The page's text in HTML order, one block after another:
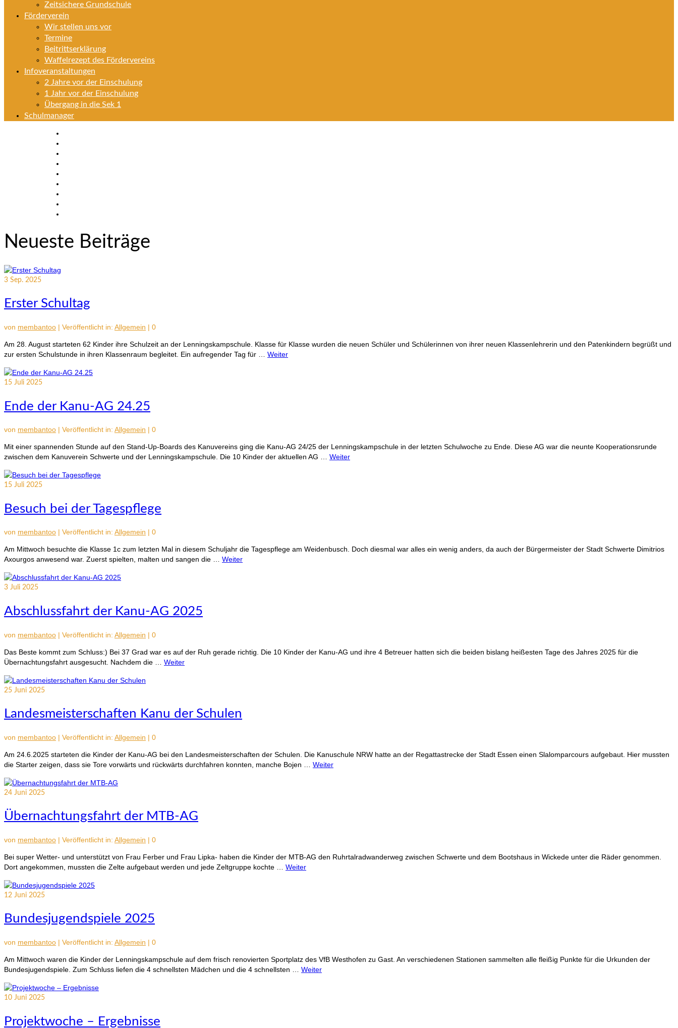
Zeitsichere Grundschule
Förderverein
Wir stellen uns vor
Termine
Beitrittserklärung
Waffelrezept des Fördervereins
Infoveranstaltungen
2 Jahre vor der Einschulung
1 Jahr vor der Einschulung
Übergang in die Sek 1
Schulmanager
Neueste Beiträge
3 Sep. 2025
Erster Schultag
von membantoo | Veröffentlicht in: Allgemein | 0
Am 28. August starteten 62 Kinder ihre Schulzeit an der Lenningskampschule. Klasse für Klasse wurden die neuen Schüler und Schülerinnen von ihrer neuen Klassenlehrerin und den Patenkindern begrüßt und
zur ersten Schulstunde in ihren Klassenraum begleitet. Ein aufregender Tag für … Weiter
15 Juli 2025
Ende der Kanu-AG 24.25
von membantoo | Veröffentlicht in: Allgemein | 0
Mit einer spannenden Stunde auf den Stand-Up-Boards des Kanuvereins ging die Kanu-AG 24/25 der Lenningskampschule in der letzten Schulwoche zu Ende. Diese AG war die neunte Kooperationsrunde
zwischen dem Kanuverein Schwerte und der Lenningskampschule. Die 10 Kinder der aktuellen AG … Weiter
15 Juli 2025
Besuch bei der Tagespflege
von membantoo | Veröffentlicht in: Allgemein | 0
Am Mittwoch besuchte die Klasse 1c zum letzten Mal in diesem Schuljahr die Tagespflege am Weidenbusch. Doch diesmal war alles ein wenig anders, da auch der Bürgermeister der Stadt Schwerte Dimitrios
Axourgos anwesend war. Zuerst spielten, malten und sangen die … Weiter
3 Juli 2025
Abschlussfahrt der Kanu-AG 2025
von membantoo | Veröffentlicht in: Allgemein | 0
Das Beste kommt zum Schluss:) Bei 37 Grad war es auf der Ruh gerade richtig. Die 10 Kinder der Kanu-AG und ihre 4 Betreuer hatten sich die beiden bislang heißesten Tage des Jahres 2025 für die
Übernachtungsfahrt ausgesucht. Nachdem die … Weiter
25 Juni 2025
Landesmeisterschaften Kanu der Schulen
von membantoo | Veröffentlicht in: Allgemein | 0
Am 24.6.2025 starteten die Kinder der Kanu-AG bei den Landesmeisterschaften der Schulen. Die Kanuschule NRW hatte an der Regattastrecke der Stadt Essen einen Slalomparcours aufgebaut. Hier mussten
die Starter zeigen, dass sie Tore vorwärts und rückwärts durchfahren konnten, manche Bojen … Weiter
24 Juni 2025
Übernachtungsfahrt der MTB-AG
von membantoo | Veröffentlicht in: Allgemein | 0
Bei super Wetter- und unterstützt von Frau Ferber und Frau Lipka- haben die Kinder der MTB-AG den Ruhrtalradwanderweg zwischen Schwerte und dem Bootshaus in Wickede unter die Räder genommen.
Dort angekommen, mussten die Zelte aufgebaut werden und jede Zeltgruppe kochte … Weiter
12 Juni 2025
Bundesjugendspiele 2025
von membantoo | Veröffentlicht in: Allgemein | 0
Am Mittwoch waren die Kinder der Lenningskampschule auf dem frisch renovierten Sportplatz des VfB Westhofen zu Gast. An verschiedenen Stationen sammelten alle fleißig Punkte für die Urkunden der
Bundesjugendspiele. Zum Schluss liefen die 4 schnellsten Mädchen und die 4 schnellsten … Weiter
10 Juni 2025
Projektwoche – Ergebnisse